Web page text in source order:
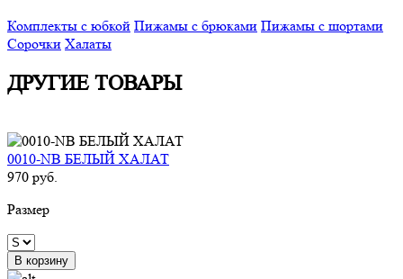
Комплекты с юбкой Пижамы с брюками Пижамы с шортами
Сорочки Халаты
ДРУГИЕ ТОВАРЫ
0010-NB БЕЛЫЙ ХАЛАТ
970 руб.
Размер
В корзину